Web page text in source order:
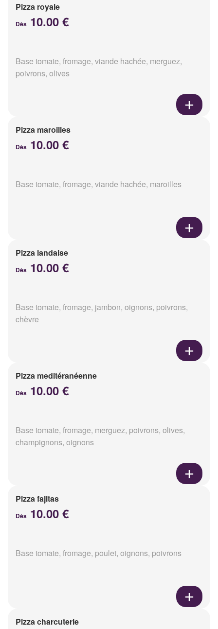
Pizza royale
Dès 10.00 €
Base tomate, fromage, viande hachée, merguez,
poivrons, olives
Pizza maroilles
Dès 10.00 €
Base tomate, fromage, viande hachée, maroilles
Pizza landaise
Dès 10.00 €
Base tomate, fromage, jambon, oignons, poivrons,
chèvre
Pizza meditéranéenne
Dès 10.00 €
Base tomate, fromage, merguez, poivrons, olives,
champignons, oignons
Pizza fajitas
Dès 10.00 €
Base tomate, fromage, poulet, oignons, poivrons
Pizza charcuterie